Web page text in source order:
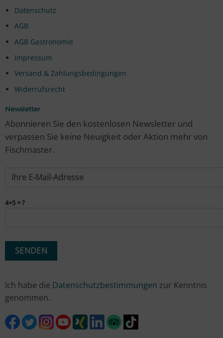
Datenschutz
AGB
AGB Gastronomie
Impressum
Versand & Zahlungsbedingungen
Widerrufsrecht
Newsletter
Abonnieren Sie den kostenlosen Newsletter und
verpassen Sie keine Neuigkeit oder Aktion mehr von
Fischmaster.
4+5 = ?
Ich habe die Datenschutzbestimmungen zur Kenntnis
genommen.